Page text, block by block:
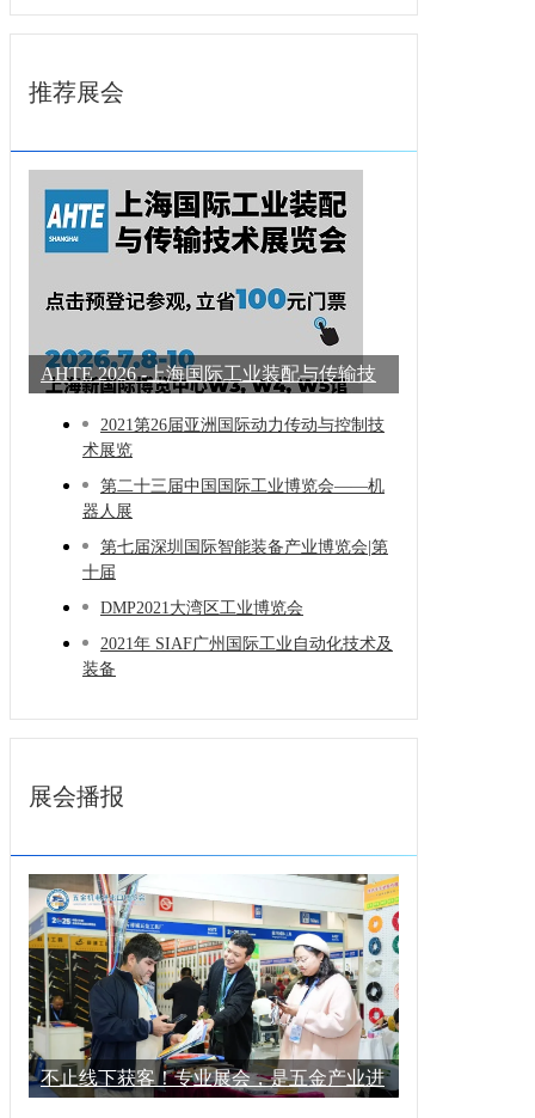
推荐展会
AHTE 2026 -上海国际工业装配与传输技
2021第26届亚洲国际动力传动与控制技
术展览
第二十三届中国国际工业博览会——机
器人展
第七届深圳国际智能装备产业博览会|第
十届
DMP2021大湾区工业博览会
2021年 SIAF广州国际工业自动化技术及
装备
展会播报
不止线下获客！专业展会，是五金产业进